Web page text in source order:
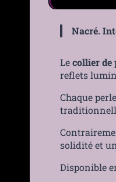
Nacré.
Lecollier de
reflets
Chaque
solidité et
Disponible